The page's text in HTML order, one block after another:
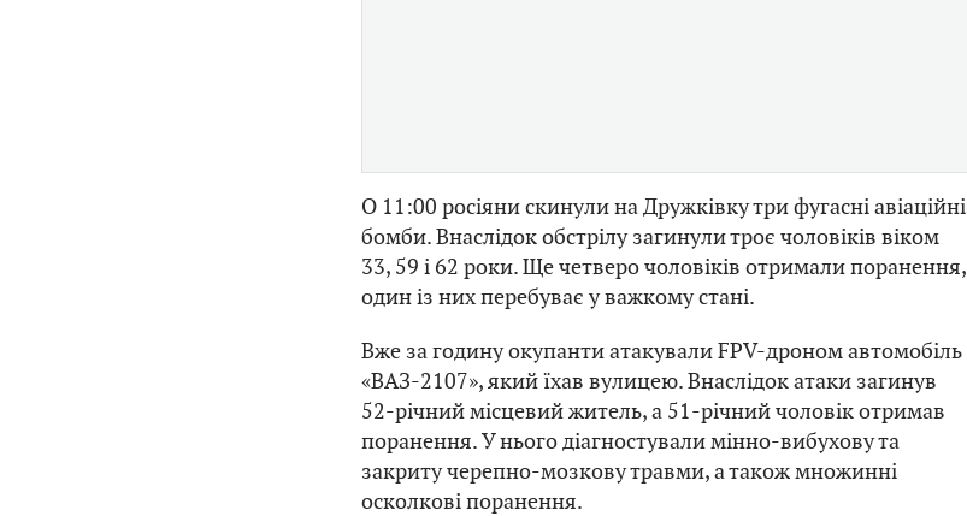
О 11:00 росіяни скинули на Дружківку три фугасні авіаційні
бомби. Внаслідок обстрілу загинули троє чоловіків віком
33, 59 і 62 роки. Ще четверо чоловіків отримали поранення,
один із них перебуває у важкому стані.
Вже за годину окупанти атакували FPV-дроном автомобіль
«ВАЗ-2107», який їхав вулицею. Внаслідок атаки загинув
52-річний місцевий житель, а 51-річний чоловік отримав
поранення. У нього діагностували мінно-вибухову та
закриту черепно-мозкову травми, а також множинні
осколкові поранення.